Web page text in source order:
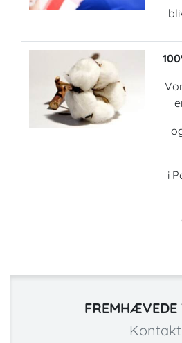
i
FREMHÆVEDE
Kontakt